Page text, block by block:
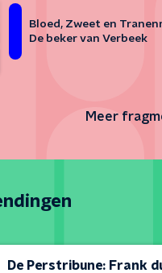
Bloed, Zweet en
De beker van Verbeek
Meer
De Perstribune: Frank